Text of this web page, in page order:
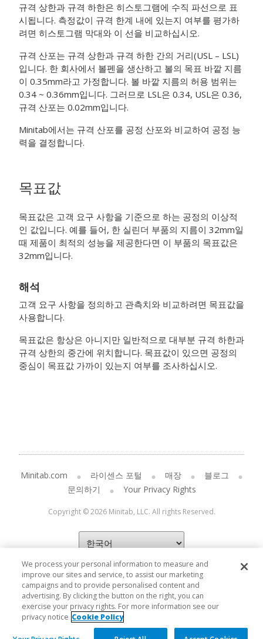
규격 상한과 규격 하한은 히스토그램에 수직 파선으로 표
시됩니다. 측정값이 규격 한계 내에 있는지 여부를 평가하
려면 히스토그램 막대와 이 선을 비교하십시오.
규격 산포는 규격 상한과 규격 하한 간의 거리(USL – LSL)
입니다. 한 회사에서 볼펜을 생산하고 볼의 목표 바깥 지름
이 0.35mm라고 가정합니다. 볼 바깥 지름의 허용 범위는
0.34 ~ 0.36mm입니다. 그러므로 LSL은 0.34, USL은 0.36,
규격 산포는 0.02mm입니다.
Minitab에서는 규격 산포를 공정 산포와 비교하여 공정 능
력을 결정합니다.
목표값
목표값은 고객 요구 사항을 기준으로 하는 공정의 이상적
인 값입니다. 예를 들어, 한 실린더 부품의 지름이 32mm일
때 제품이 최적의 성능을 제공한다면 이 부품의 목표값은
32mm입니다.
해석
고객 요구 사항을 정의하고 관측치와 비교하려면 목표값을
사용합니다.
목표값은 항상은 아니지만 일반적으로 대부분 규격 하한과
규격 상한의 중간에 위치합니다. 목표값이 있으면 공정의
중심이 목표값 가까이 있는지 여부를 조사하십시오.
Minitab.com 라이센스 포털 매장
블로그
문의하기
Your Privacy Rights
Copyright © 2026 Minitab, LLC. All rights Reserved.
We process your personal information to measure and
improve our sites and service, to assist our marketing
campaigns and to provide personalised content and
advertising. By clicking the button on the right, you can
exercise your privacy rights. For more information see our
privacy notice Cookie Policy